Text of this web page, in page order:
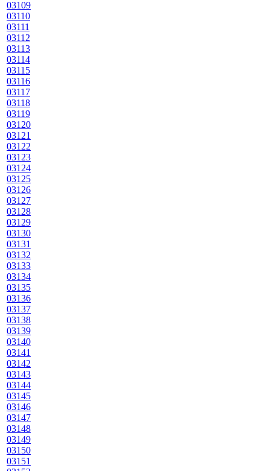
03109
03110
03111
03112
03113
03114
03115
03116
03117
03118
03119
03120
03121
03122
03123
03124
03125
03126
03127
03128
03129
03130
03131
03132
03133
03134
03135
03136
03137
03138
03139
03140
03141
03142
03143
03144
03145
03146
03147
03148
03149
03150
03151